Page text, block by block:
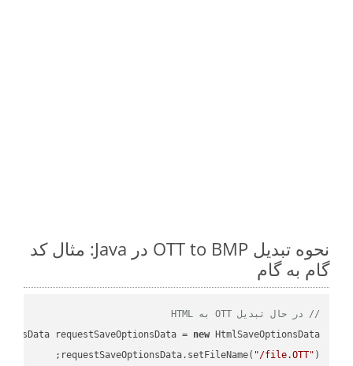
نحوه تبدیل OTT to BMP در Java: مثال کد
گام به گام
// در حال تبدیل OTT به HTML
requestSaveOptionsData = new
requestSaveOptionsData.setFileName( "/file.OTT"